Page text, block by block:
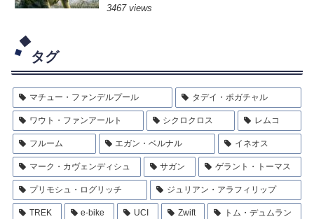
3467 views
タグ
マチュー・ファンデルプール タデイ・ポガチャル
ワウト・ファンアールト シクロクロス レムコ
フルーム エガン・ベルナル イネオス
マーク・カヴェンディシュ サガン ゲラント・トーマス
プリモシュ・ログリッチ ジュリアン・アラフィリップ
TREK e-bike UCI Zwift トム・デュムラン